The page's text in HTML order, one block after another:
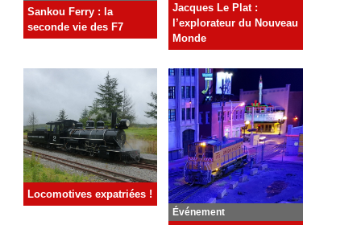
Sankou Ferry : la
seconde vie des F7
Jacques Le Plat :
l’explorateur du Nouveau
Monde
Locomotives expatriées !
Événement